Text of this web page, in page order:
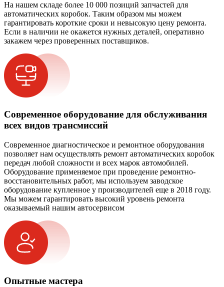
На нашем складе более 10 000 позиций запчастей для
автоматических коробок. Таким образом мы можем
гарантировать короткие сроки и невысокую цену ремонта.
Если в наличии не окажется нужных деталей, оперативно
закажем через проверенных поставщиков.
Современное оборудование для обслуживания
всех видов трансмиссий
Современное диагностическое и ремонтное оборудования
позволяет нам осуществлять ремонт автоматических коробок
передач любой сложности и всех марок автомобилей.
Оборудование применяемое при проведение ремонтно-
восстановительных работ, мы используем заводское
оборудование купленное у производителей еще в 2018 году.
Мы можем гарантировать высокий уровень ремонта
оказываемый нашим автосервисом
Опытные мастера